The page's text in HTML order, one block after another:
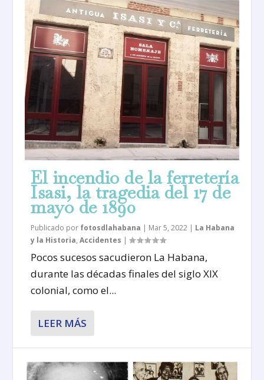
El incendio de la ferretería
Isasi, la tragedia del 17 de
mayo de 1890
Publicado por fotosdlahabana | Mar 5, 2022 | La Habana
y la Historia,Accidentes |
Pocos sucesos sacudieron La Habana,
durante las décadas finales del siglo XIX
colonial, como el...
LEER MÁS